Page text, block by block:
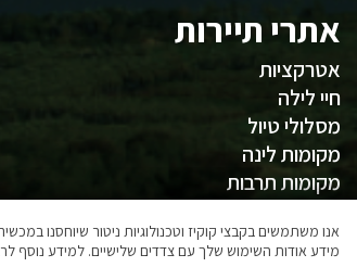
אתרי תיירות
אטרקציות
חיי לילה
מסלולי טיול
מקומות לינה
מקומות תרבות
אנו משתמשים בקבצי קוקיז וטכנולוגיות ניטור שיוחסנו
מידע אודות השימוש שלך עם צדדים שלישיים. למידע נוסף